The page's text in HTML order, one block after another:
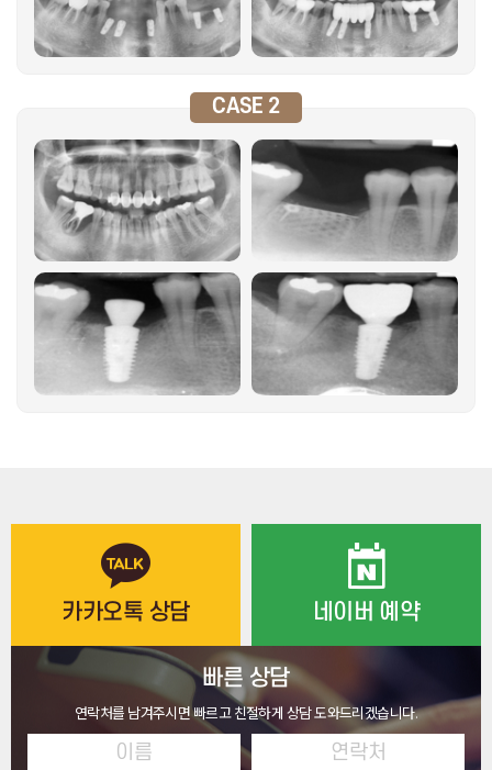
CASE 2
카카오톡 상담 네이버 예약
빠른 상담
연락처를 남겨주시면 빠르고 친절하게 상담 도와드리겠습니다.